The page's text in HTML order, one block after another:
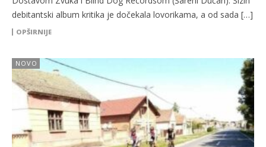
debitantski album kritika je dočekala lovorikama, a od sada […]
OPŠIRNIJE
NOVO